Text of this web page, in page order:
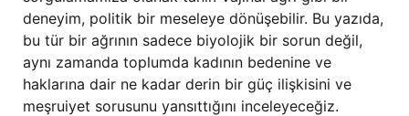
deneyim, politik bir meseleye dönüşebilir. Bu yazıda,
bu tür bir ağrının sadece biyolojik bir sorun değil,
aynı zamanda toplumda kadının bedenine ve
haklarına dair ne kadar derin bir güç ilişkisini ve
meşruiyet sorusunu yansıttığını inceleyeceğiz.